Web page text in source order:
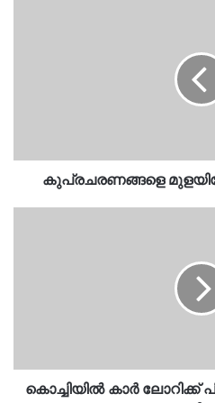
കുപ്രചരണങ്ങളെ
കൊച്ചിയിൽ കാർ ലോറിക്ക്